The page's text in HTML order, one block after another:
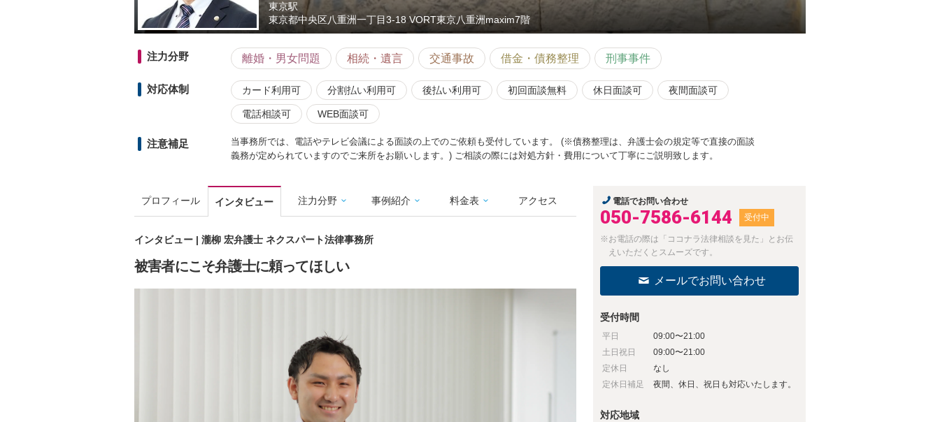
東京駅
東京都中央区八重洲一丁目3-18 VORT東京八重洲maxim7階
注力分野 離婚・男女問題 相続・遺言 交通事故 借金・債務整理 刑事事件
対応体制 カード利用可 分割払い利用可 後払い利用可 初回面談無料 休日面談可 夜間面談可
電話相談可 WEB面談可
注意補足
当事務所では、電話やテレビ会議による面談の上でのご依頼も受付しています。 (※債務整理は、弁護士会の規定等で直接の面談
義務が定められていますのでご来所をお願いします。) ご相談の際には対処方針・費用について丁寧にご説明致します。
プロフィール インタビュー 注力分野 事例紹介 料金表 アクセス
インタビュー | 瀧柳 宏弁護士 ネクスパート法律事務所
被害者にこそ弁護士に頼ってほしい
電話でお問い合わせ
050-7586-6144 受付中
※お電話の際は「ココナラ法律相談を見た」とお伝
えいただくとスムーズです。
メールでお問い合わせ
受付時間
平日
09:00〜21:00
土日祝日
09:00〜21:00
定休日
なし
定休日補足
夜間、休日、祝日も対応いたします。
対応地域